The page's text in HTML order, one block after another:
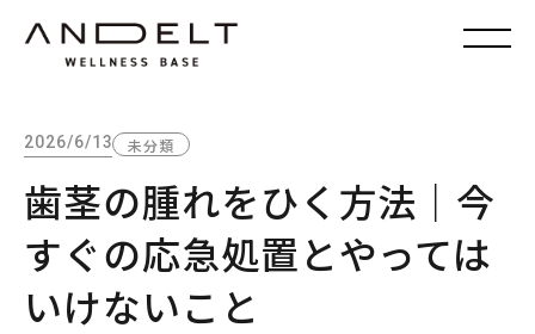
2026/6/13 未分類
歯茎の腫れをひく方法｜今
すぐの応急処置とやっては
いけないこと